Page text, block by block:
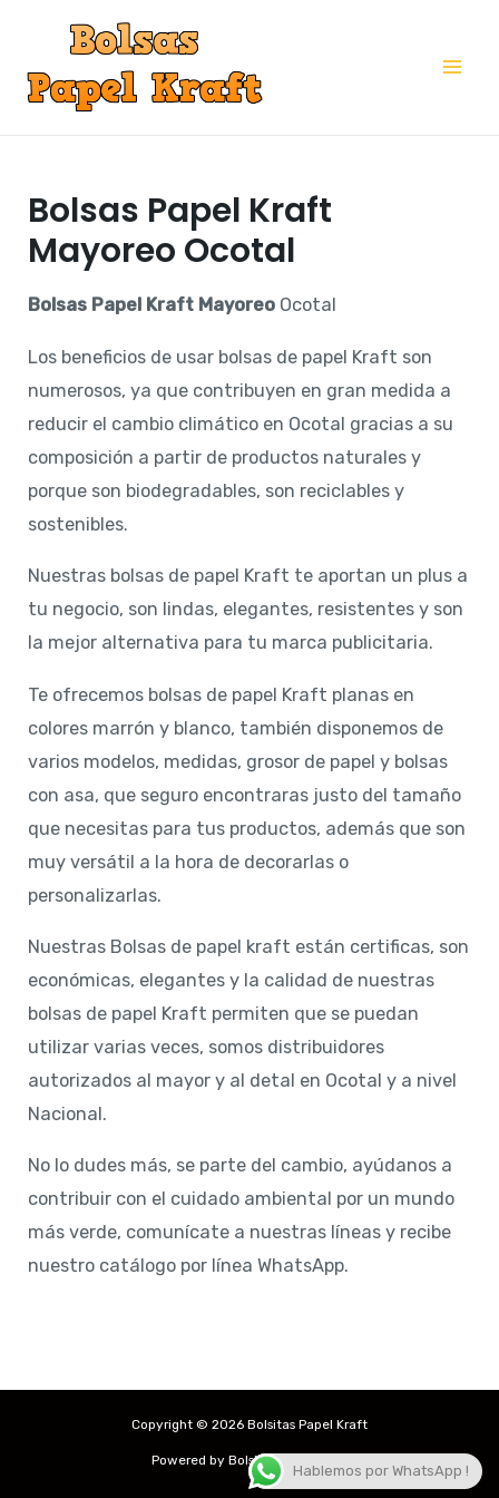
contenido
Bolsas Papel Kraft
Mayoreo Ocotal
Bolsas Papel Kraft Mayoreo Ocotal
Los beneficios de usar bolsas de papel Kraft son
numerosos, ya que contribuyen en gran medida a
reducir el cambio climático en Ocotal gracias a su
composición a partir de productos naturales y
porque son biodegradables, son reciclables y
sostenibles.
Nuestras bolsas de papel Kraft te aportan un plus a
tu negocio, son lindas, elegantes, resistentes y son
la mejor alternativa para tu marca publicitaria.
Te ofrecemos bolsas de papel Kraft planas en
colores marrón y blanco, también disponemos de
varios modelos, medidas, grosor de papel y bolsas
con asa, que seguro encontraras justo del tamaño
que necesitas para tus productos, además que son
muy versátil a la hora de decorarlas o
personalizarlas.
Nuestras Bolsas de papel kraft están certificas, son
económicas, elegantes y la calidad de nuestras
bolsas de papel Kraft permiten que se puedan
utilizar varias veces, somos distribuidores
autorizados al mayor y al detal en Ocotal y a nivel
Nacional.
No lo dudes más, se parte del cambio, ayúdanos a
contribuir con el cuidado ambiental por un mundo
más verde, comunícate a nuestras líneas y recibe
nuestro catálogo por línea WhatsApp.
Copyright © 2026 Bolsitas Papel Kraft
Powered by Bolsitas Papel Kraft
Hablemos por WhatsApp !